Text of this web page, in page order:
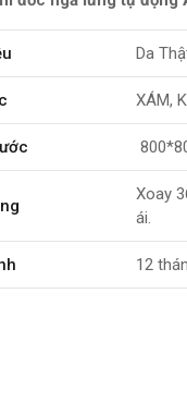
Da
XÁM,
Xoay
ái.
12